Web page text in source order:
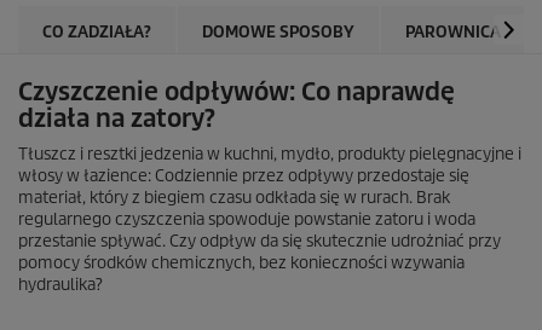
CO ZADZIAŁA? DOMOWE SPOSOBY PAROWNICA
Czyszczenie odpływów: Co naprawdę
działa na zatory?
Tłuszcz i resztki jedzenia w kuchni, mydło, produkty pielęgnacyjne i
włosy w łazience: Codziennie przez odpływy przedostaje się
materiał, który z biegiem czasu odkłada się w rurach. Brak
regularnego czyszczenia spowoduje powstanie zatoru i woda
przestanie spływać. Czy odpływ da się skutecznie udrożniać przy
pomocy środków chemicznych, bez konieczności wzywania
hydraulika?